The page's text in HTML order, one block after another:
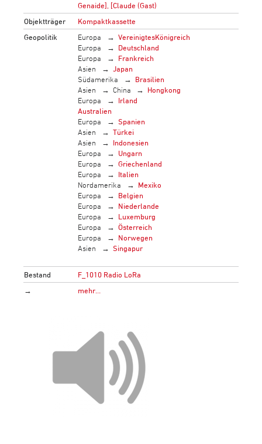
Genaide], [Claude (Gast)
Objektträger
Kompaktkassette
Geopolitik
Europa
VereinigtesKönigreich
Europa
Deutschland
Europa
Frankreich
Asien
Japan
Südamerika
Brasilien
Asien
China
Hongkong
Europa
Irland
Australien
Europa
Spanien
Asien
Türkei
Asien
Indonesien
Europa
Ungarn
Europa
Griechenland
Europa
Italien
Nordamerika
Mexiko
Europa
Belgien
Europa
Niederlande
Europa
Luxemburg
Europa
Österreich
Europa
Norwegen
Asien
Singapur
Bestand
F_1010 Radio LoRa
→
mehr…